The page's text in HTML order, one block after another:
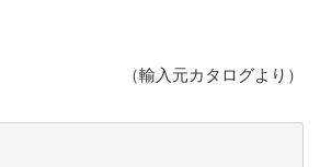
（輸入元カタログより）